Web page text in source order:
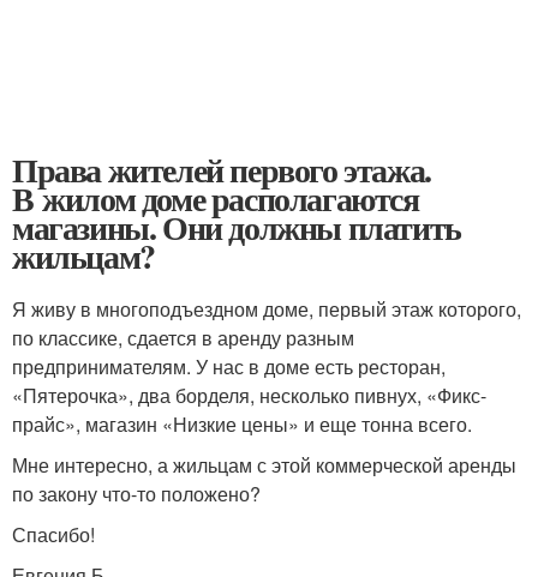
Права жителей первого этажа.
В жилом доме располагаются
магазины. Они должны платить
жильцам?
Я живу в многоподъездном доме, первый этаж которого,
по классике, сдается в аренду разным
предпринимателям. У нас в доме есть ресторан,
«Пятерочка», два борделя, несколько пивнух, «Фикс-
прайс», магазин «Низкие цены» и еще тонна всего.
Мне интересно, а жильцам с этой коммерческой аренды
по закону что-то положено?
Спасибо!